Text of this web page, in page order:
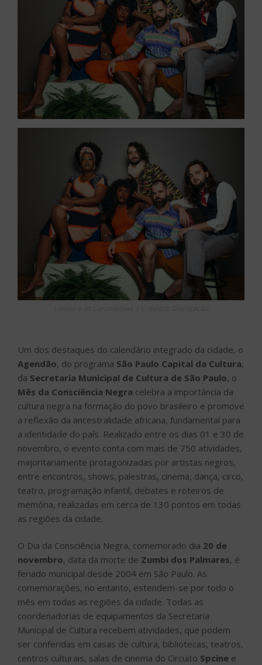
Um dos destaques do calendário integrado da cidade, o
Agendão, do programa São Paulo Capital da Cultura,
da Secretaria Municipal de Cultura de São Paulo, o
Mês da Consciência Negra celebra a importância da
cultura negra na formação do povo brasileiro e promove
a reflexão da ancestralidade africana, fundamental para
a identidade do país. Realizado entre os dias 01 e 30 de
novembro, o evento conta com mais de 750 atividades,
majoritariamente protagonizadas por artistas negros,
entre encontros, shows, palestras, cinema, dança, circo,
teatro, programação infantil, debates e roteiros de
memória, realizadas em cerca de 130 pontos em todas
as regiões da cidade.
O Dia da Consciência Negra, comemorado dia 20 de
novembro, data da morte de Zumbi dos Palmares, é
feriado municipal desde 2004 em São Paulo. As
comemorações, no entanto, estendem-se por todo o
mês em todas as regiões da cidade. Todas as
coordenadorias de equipamentos da Secretaria
Municipal de Cultura recebem atividades, que podem
ser conferidas em casas de cultura, bibliotecas, teatros,
centros culturais, salas de cinema do Circuito Spcine e